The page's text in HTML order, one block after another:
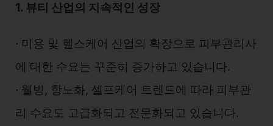
1. 뷰티 산업의 지속적인 성장
∙ 미용 및 헬스케어 산업의 확장으로 피부관리사
에 대한 수요는 꾸준히 증가하고 있습니다.
∙ 웰빙, 항노화, 셀프케어 트렌드에 따라 피부관
리 수요도 고급화되고 전문화되고 있습니다.